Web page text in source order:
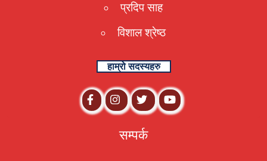
प्रदिप साह
विशाल श्रेष्ठ
हाम्रो सदस्यहरु
सम्पर्क